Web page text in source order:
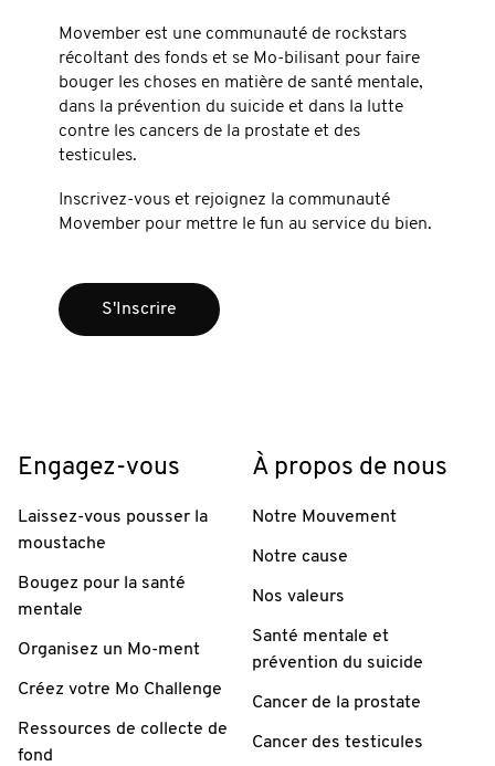
Movember est une communauté de rockstars
récoltant des fonds et se Mo-bilisant pour faire
bouger les choses en matière de santé mentale,
dans la prévention du suicide et dans la lutte
contre les cancers de la prostate et des
testicules.
Inscrivez-vous et rejoignez la communauté
Movember pour mettre le fun au service du bien.
S'Inscrire
Engagez-vous
Laissez-vous pousser la
moustache
Bougez pour la santé
mentale
Organisez un Mo-ment
Créez votre Mo Challenge
Ressources de collecte de
fond
À propos de nous
Notre Mouvement
Notre cause
Nos valeurs
Santé mentale et
prévention du suicide
Cancer de la prostate
Cancer des testicules